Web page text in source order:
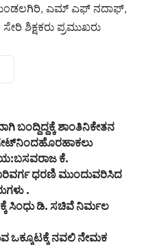
ಮಂಡಲಗಿರಿ, ಎಮ್ ಎಫ್ ನದಾಫ್,
ಶಿಕ್ಷಕರು ಪ್ರಮುಖರು
ಬಂದ್ದಿದ್ದಕ್ಕೆ ಶಾಂತಿನಿಕೇತನ
ಕೆ.
ಧರಣಿ ಮುಂದುವರಿಸಿದ
.
ಸಿಂಧು ಡಿ. ಸಚಿವೆ ನಿರ್ಮಲ
ಒಕ್ಕೂಟಕ್ಕೆ ನವಲಿ ನೇಮಕ